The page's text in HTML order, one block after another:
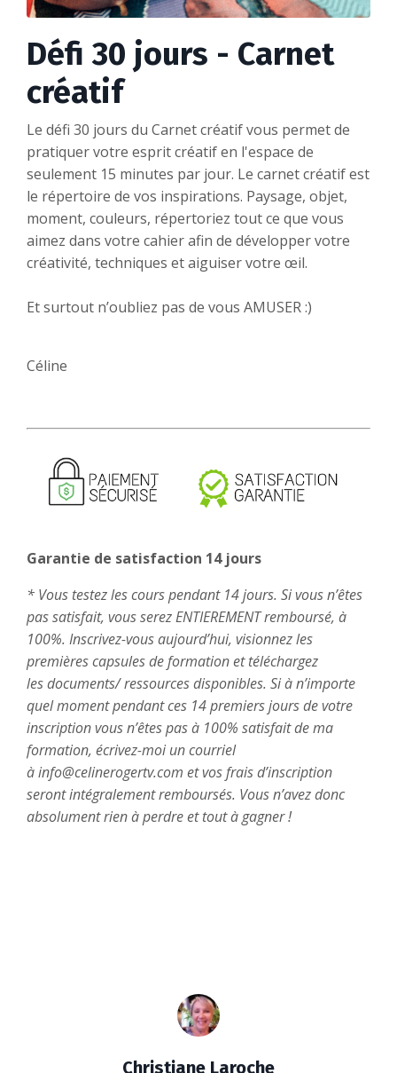
Défi 30 jours - Carnet
créatif
Le défi 30 jours du Carnet créatif vous permet de
pratiquer votre esprit créatif en l'espace de
seulement 15 minutes par jour. Le carnet créatif est
le répertoire de vos inspirations. Paysage, objet,
moment, couleurs, répertoriez tout ce que vous
aimez dans votre cahier afin de développer votre
créativité, techniques et aiguiser votre œil.
Et surtout n’oubliez pas de vous AMUSER :)
Céline
Garantie de satisfaction 14 jours
* Vous testez les cours pendant 14 jours. Si vous n’êtes
pas satisfait, vous serez ENTIEREMENT remboursé, à
100%. Inscrivez-vous aujourd’hui, visionnez les
premières capsules de formation et téléchargez
les documents/ ressources disponibles. Si à n’importe
quel moment pendant ces 14 premiers jours de votre
inscription vous n’êtes pas à 100% satisfait de ma
formation, écrivez-moi un courriel
à info@celinerogertv.com et vos frais d’inscription
seront intégralement remboursés. Vous n’avez donc
absolument rien à perdre et tout à gagner !
Christiane Laroche